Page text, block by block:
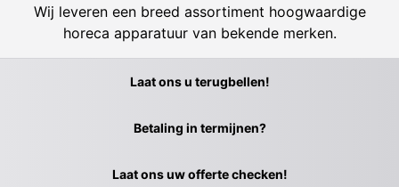
Wij leveren een breed assortiment hoogwaardige
horeca apparatuur van bekende merken.
Laat ons u terugbellen!
Betaling in termijnen?
Laat ons uw offerte checken!